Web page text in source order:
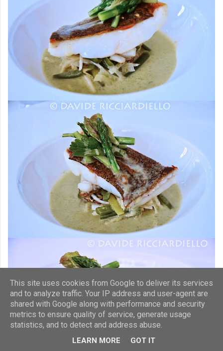
This site uses cookies from Google to deliver its services
and to analyze traffic. Your IP address and user-agent are
shared with Google along with performance and security
metrics to ensure quality of service, generate usage
statistics, and to detect and address abuse.
LEARN MORE GOT IT